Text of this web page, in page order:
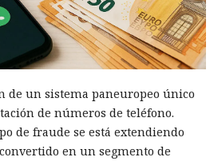
de un sistema paneuropeo único
de números de teléfono.
de fraude se está extendiendo
en un segmento de